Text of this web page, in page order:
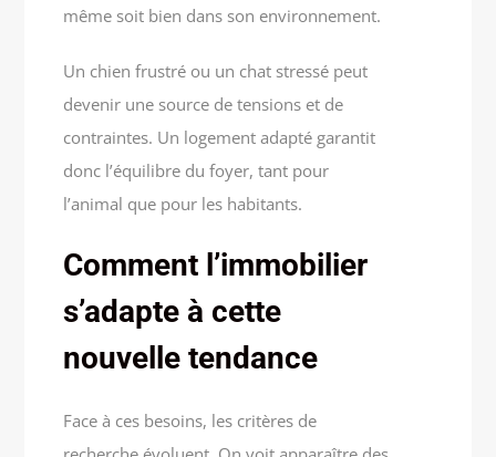
même soit bien dans son environnement.
Un chien frustré ou un chat stressé peut
devenir une source de tensions et de
contraintes. Un logement adapté garantit
donc l’équilibre du foyer, tant pour
l’animal que pour les habitants.
Comment l’immobilier
s’adapte à cette
nouvelle tendance
Face à ces besoins, les critères de